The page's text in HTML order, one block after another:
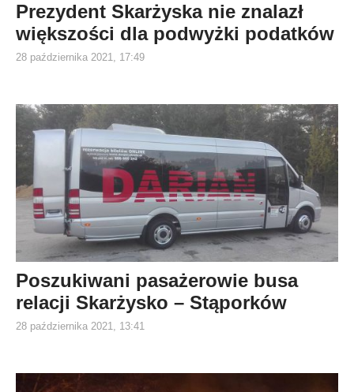
Prezydent Skarżyska nie znalazł
większości dla podwyżki podatków
28 października 2021, 17:49
Poszukiwani pasażerowie busa
relacji Skarżysko – Stąporków
28 października 2021, 13:41